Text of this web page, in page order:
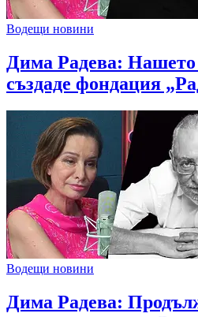
Водещи новини
Дима Радева: Нашето
създаде фондация
Водещи новини
Дима Радева: